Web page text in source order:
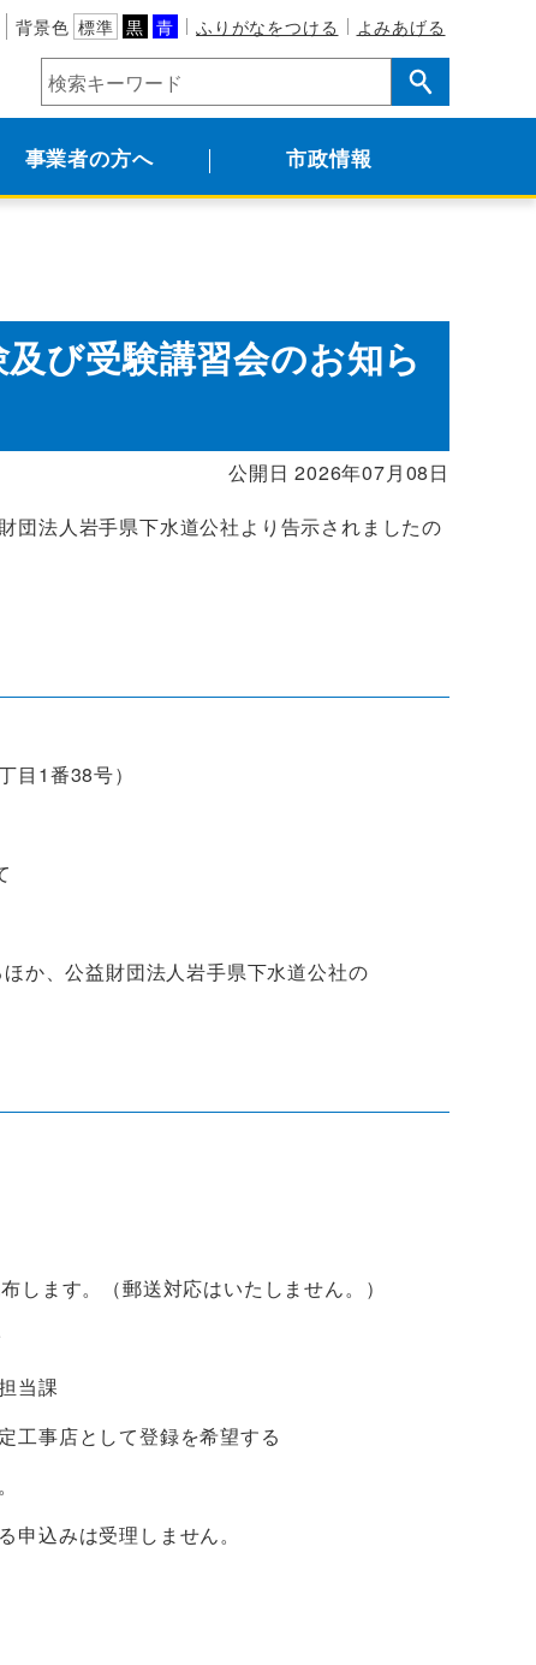
背景色 標準 黒 青 ふりがなをつける よみあげる
事業者の方へ 市政情報
び受験講習会のお知ら
公開日 2026年07月08日
団法人岩手県下水道公社より告示されましたの
目1番38号）
か、公益財団法人岩手県下水道公社の
（郵送対応はいたしません。）
当課
店として登録を希望する
込みは受理しません。